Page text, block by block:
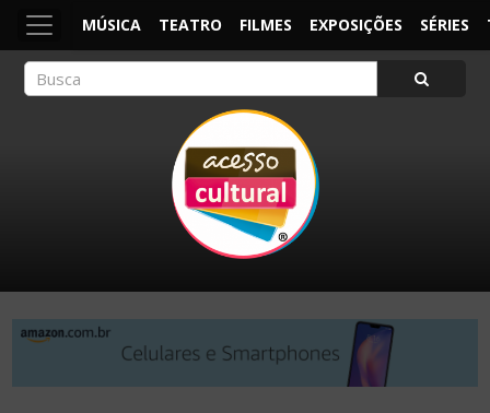
MÚSICA TEATRO FILMES EXPOSIÇÕES SÉRIES